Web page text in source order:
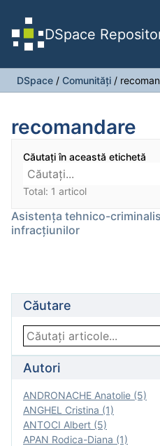
DSpace
DSpace / Comunități /
recomandare
Căutați în această etichetă
Total: 1 articol
Asistenţa tehnico-
infracţiunilor
Căutare
Autori
ANDRONACHE Anatolie (5)
ANGHEL Cristina (1)
ANTOCI Albert (5)
APAN Rodica-Diana (1)